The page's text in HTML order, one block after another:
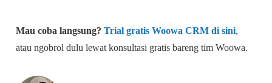
Mau coba langsung?Trial gratis Woowa CRM di sini,
atau ngobrol dulu lewat konsultasi gratis bareng tim Woowa.